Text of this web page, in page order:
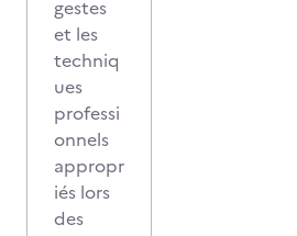
gestes
et les
techniq
ues
professi
onnels
appropr
iés lors
des